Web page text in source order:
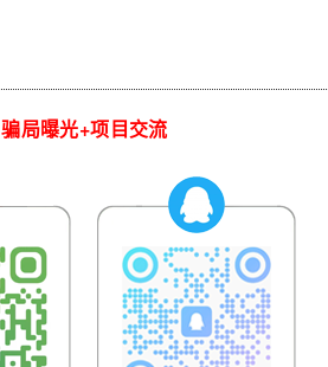
骗局曝光+项目交流